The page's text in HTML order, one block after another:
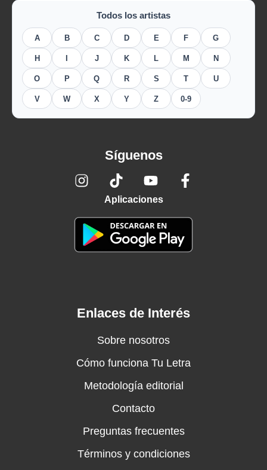
Todos los artistas
A B C D E F G
H J K L M N
O P Q R S T U
V W X Y Z 0-9
Síguenos
Aplicaciones
Enlaces de Interés
Sobre nosotros
Cómo funciona Tu Letra
Metodología editorial
Contacto
Preguntas frecuentes
Términos y condiciones